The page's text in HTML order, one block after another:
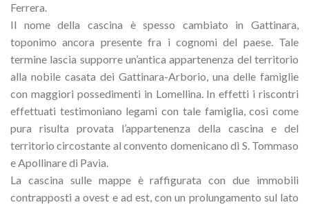
Ferrera.
Il nome della cascina è spesso cambiato in Gattinara,
toponimo ancora presente fra i cognomi del paese. Tale
termine lascia supporre un’antica appartenenza del territorio
alla nobile casata dei Gattinara-Arborio, una delle famiglie
con maggiori possedimenti in Lomellina. In effetti i riscontri
effettuati testimoniano legami con tale famiglia, così come
pura risulta provata l’appartenenza della cascina e del
territorio circostante al convento domenicano di S. Tommaso
e Apollinare di Pavia.
La cascina sulle mappe è raffigurata con due immobili
contrapposti a ovest e ad est, con un prolungamento sul lato